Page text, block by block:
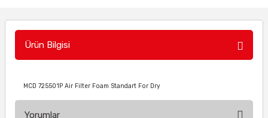
Ürün Bilgisi
MCD 725501P Air Filter Foam Standart For Dry
Yorumlar